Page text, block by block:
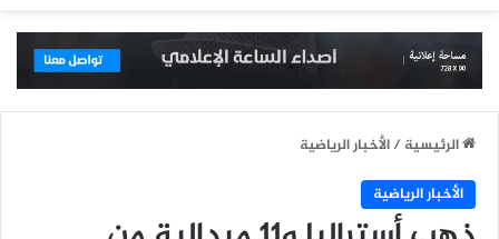
الرئيسية/الأخبار الرياضية
الأخبار الرياضية